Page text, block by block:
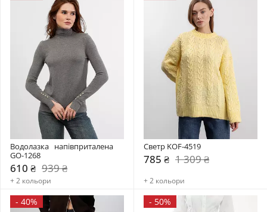
Водолазка   напівприталена
GO-1268
610 ₴ 939 ₴
+ 2 кольори
Светр KOF-4519
785 ₴ 1 309 ₴
+ 2 кольори
- 40% - 50%